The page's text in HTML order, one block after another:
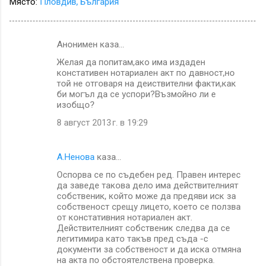
Анонимен каза…
Желая да попитам,ако има издаден
констативен нотариален акт по давност,но
той не отговаря на деиствителни факти,как
би могъл да се успори?Възмойно ли е
изобщо?
8 август 2013 г. в 19:29
А.Ненова каза…
Оспорва се по съдебен ред. Правен интерес
да заведе такова дело има действителният
собственик, който може да предяви иск за
собственост срещу лицето, което се ползва
от констативния нотариален акт.
Действителният собственик следва да се
легитимира като такъв пред съда -с
документи за собственост и да иска отмяна
на акта по обстоятелствена проверка.